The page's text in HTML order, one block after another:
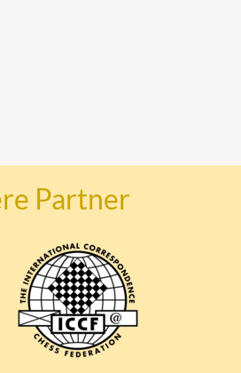
Partner